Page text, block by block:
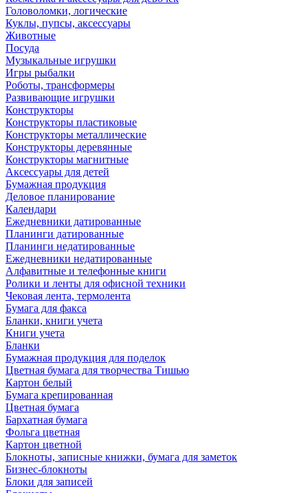
Головоломки, логические
Куклы, пупсы, аксессуары
Животные
Посуда
Музыкальные игрушки
Игры рыбалки
Роботы, трансформеры
Развивающие игрушки
Конструкторы
Конструкторы пластиковые
Конструкторы металлические
Конструкторы деревянные
Конструкторы магнитные
Аксессуары для детей
Бумажная продукция
Деловое планирование
Календари
Ежедневники датированные
Планинги датированные
Планинги недатированные
Ежедневники недатированные
Алфавитные и телефонные книги
Ролики и ленты для офисной техники
Чековая лента, термолента
Бумага для факса
Бланки, книги учета
Книги учета
Бланки
Бумажная продукция для поделок
Цветная бумага для творчества Тишью
Картон белый
Бумага крепированная
Цветная бумага
Бархатная бумага
Фольга цветная
Картон цветной
Блокноты, записные книжки, бумага для заметок
Бизнес-блокноты
Блоки для записей